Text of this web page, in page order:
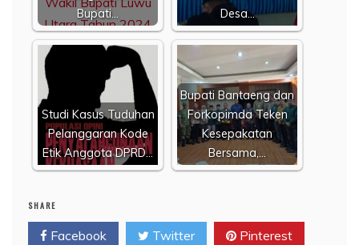
Bupati…
Desa…
Studi Kasus Tuduhan
Pelanggaran Kode
Etik Anggota DPRD…
Bupati Bantaeng dan
Forkopimda Teken
Kesepakatan
Bersama,…
SHARE
Facebook Twitter Pinterest